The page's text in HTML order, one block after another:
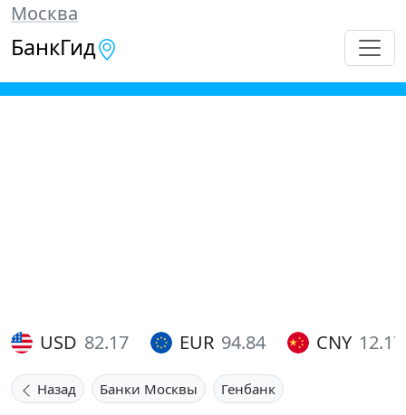
Москва
БанкГид
USD 82.17 EUR 94.84 CNY 12.17
Назад Банки Москвы Генбанк